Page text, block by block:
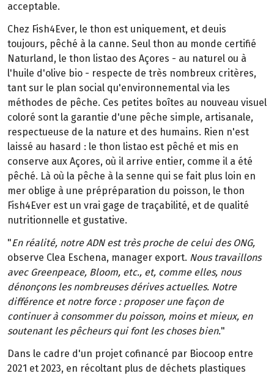
acceptable.
Chez Fish4Ever, le thon est uniquement, et deuis
toujours, pêché à la canne. Seul thon au monde certifié
Naturland, le thon listao des Açores - au naturel ou à
l'huile d'olive bio - respecte de très nombreux critères,
tant sur le plan social qu'environnemental via les
méthodes de pêche. Ces petites boîtes au nouveau visuel
coloré sont la garantie d'une pêche simple, artisanale,
respectueuse de la nature et des humains. Rien n'est
laissé au hasard : le thon listao est pêché et mis en
conserve aux Açores, où il arrive entier, comme il a été
pêché. Là où la pêche à la senne qui se fait plus loin en
mer oblige à une prépréparation du poisson, le thon
Fish4Ever est un vrai gage de traçabilité, et de qualité
nutritionnelle et gustative.
"En réalité, notre ADN est très proche de celui des ONG,
observe Clea Eschena, manager export. Nous travaillons
avec Greenpeace, Bloom, etc., et, comme elles, nous
dénonçons les nombreuses dérives actuelles. Notre
différence et notre force : proposer une façon de
continuer à consommer du poisson, moins et mieux, en
soutenant les pêcheurs qui font les choses bien."
Dans le cadre d'un projet cofinancé par Biocoop entre
2021 et 2023, en récoltant plus de déchets plastiques